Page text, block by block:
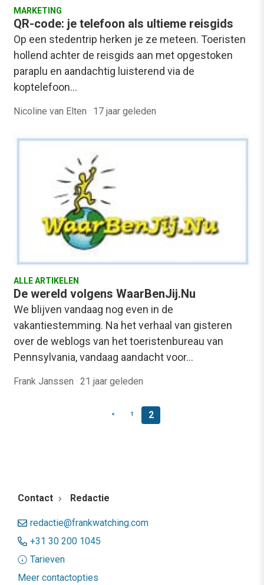
MARKETING
QR-code: je telefoon als ultieme reisgids
Op een stedentrip herken je ze meteen. Toeristen
hollend achter de reisgids aan met opgestoken
paraplu en aandachtig luisterend via de
koptelefoon…
Nicoline van Elten · 17 jaar geleden
ALLE ARTIKELEN
De wereld volgens WaarBenJij.Nu
We blijven vandaag nog even in de
vakantiestemming. Na het verhaal van gisteren
over de weblogs van het toeristenbureau van
Pennsylvania, vandaag aandacht voor…
Frank Janssen · 21 jaar geleden
< 1 2
Contact Redactie
redactie@frankwatching.com
+31 30 200 1045
Tarieven
Meer contactopties